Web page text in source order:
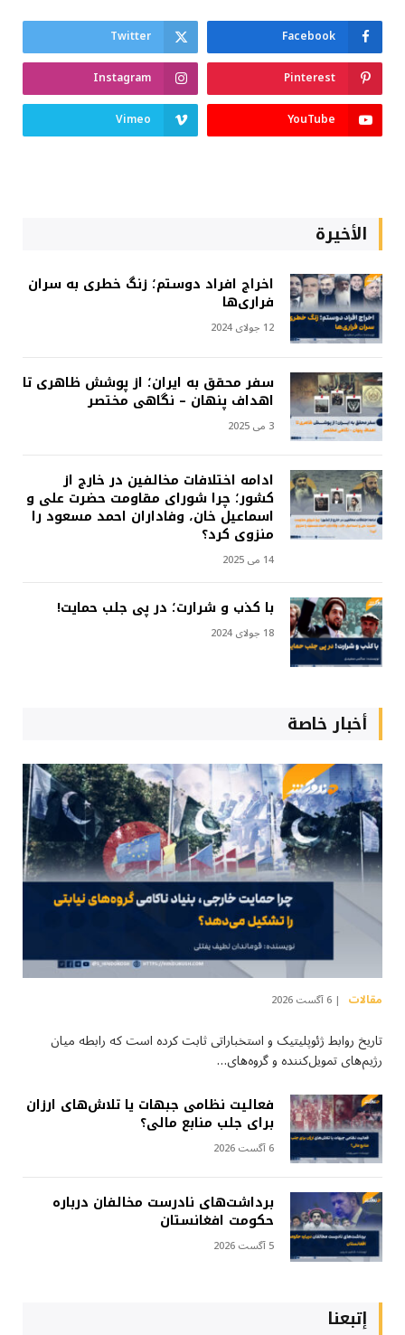
Facebook
Twitter
Pinterest
Instagram
YouTube
Vimeo
الأخيرة
اخراج افراد دوستم؛ زنگ خطری به سران
فراری‌ها
12 جولای 2024
سفر محقق به ایران؛ از پوشش ظاهری تا
اهداف پنهان – نگاهی مختصر
3 می 2025
ادامه اختلافات مخالفین در خارج از
کشور؛ چرا شورای مقاومت حضرت علی و
اسماعیل خان، وفاداران احمد مسعود را
منزوی کرد؟
14 می 2025
با کذب و شرارت؛ در پی جلب حمایت!
18 جولای 2024
أخبار خاصة
مقالات 6 آگست 2026
تاریخ روابط ژئوپلیتیک و استخباراتی ثابت کرده است که رابطه میان
رژیم‌های تمویل‌کننده و گروه‌های…
فعالیت نظامی جبهات یا تلاش‌های ارزان
برای جلب منابع مالی؟
6 آگست 2026
برداشت‌های نادرست مخالفان درباره
حکومت افغانستان
5 آگست 2026
إتبعنا